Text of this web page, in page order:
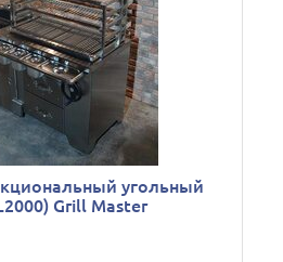
угольный
Grill Master